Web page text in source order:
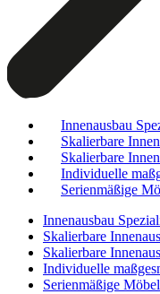
Innenausbau
Skalierbare
Skalierbare
Individuelle
Serienmäßige
Innenausbau
Skalierbare
Skalierbare
Individuelle
Serienmäßige Möbel